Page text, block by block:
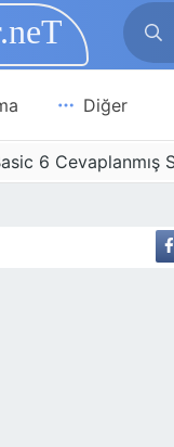
Diğer
6 Cevaplanmış